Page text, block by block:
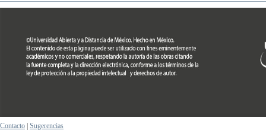
Contacto Sugerencias